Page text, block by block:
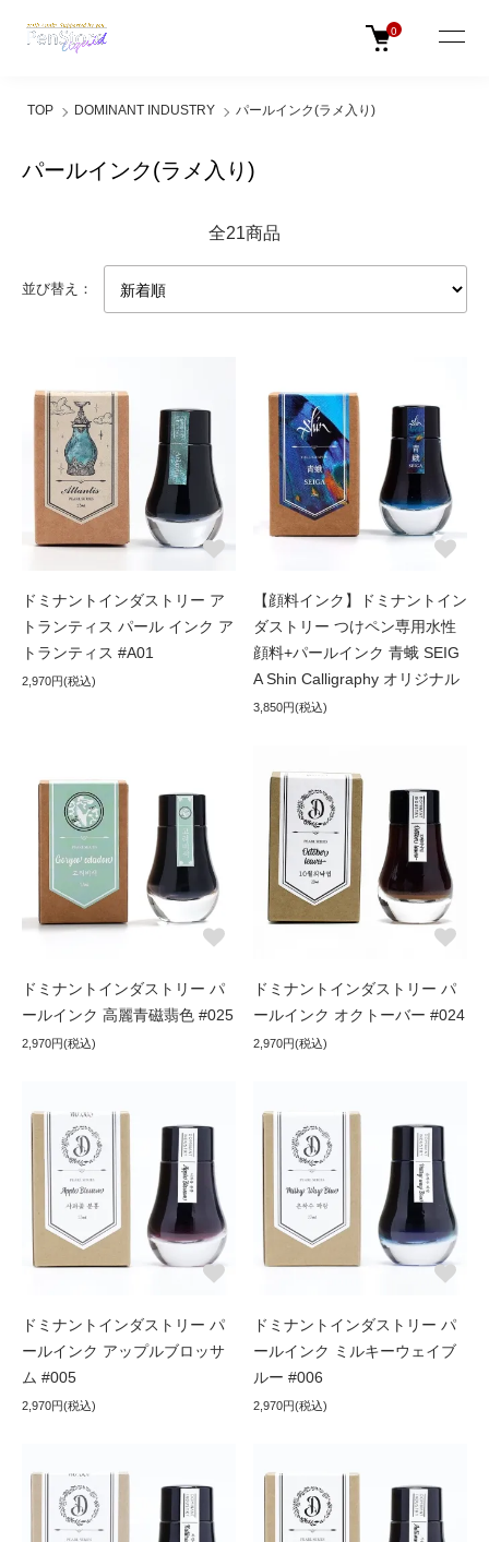
0
TOP DOMINANT INDUSTRY パールインク(ラメ入り)
パールインク(ラメ入り)
全21商品
並び替え：
ドミナントインダストリー ア
トランティス パール インク ア
トランティス #A01
2,970円(税込)
【顔料インク】ドミナントイン
ダストリー つけペン専用水性
顔料+パールインク 青蛾 SEIG
A Shin Calligraphy オリジナル
3,850円(税込)
ドミナントインダストリー パ
ールインク 高麗青磁翡色 #025
2,970円(税込)
ドミナントインダストリー パ
ールインク オクトーバー #024
2,970円(税込)
ドミナントインダストリー パ
ールインク アップルブロッサ
ム #005
2,970円(税込)
ドミナントインダストリー パ
ールインク ミルキーウェイブ
ルー #006
2,970円(税込)